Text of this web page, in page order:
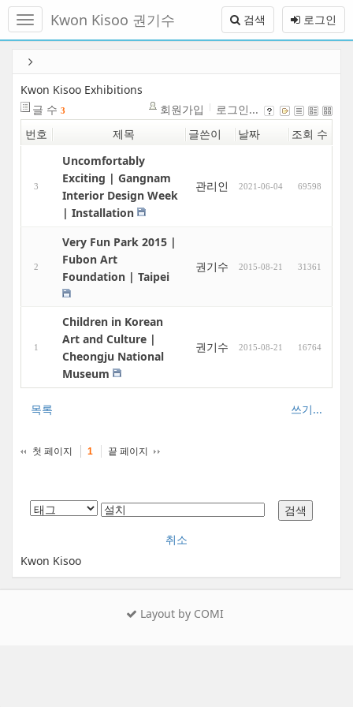
메
토
로그인
검색
Kwon Kisoo 권기수
Kwon Kisoo Exhibitions
글 수 3 회원가입
로그인...
번호
제목 글쓴이 날짜 조회 수
3
Uncomfortably
Exciting | Gangnam
Interior Design Week
| Installation
관리인 2021-06-04 69598
2
Very Fun Park 2015 |
Fubon Art
Foundation | Taipei
권기수 2015-08-21 31361
1
Children in Korean
Art and Culture |
Cheongju National
Museum
권기수 2015-08-21 16764
쓰기...
목록
첫 페이지 1 끝 페이지
취소
Kwon Kisoo
Layout by COMI